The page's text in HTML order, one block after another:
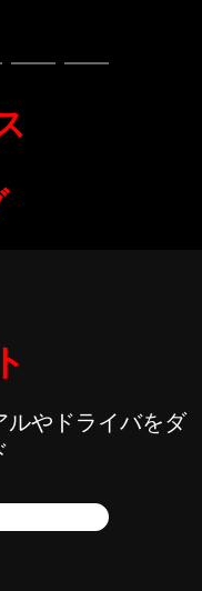
ルやドライバをダ